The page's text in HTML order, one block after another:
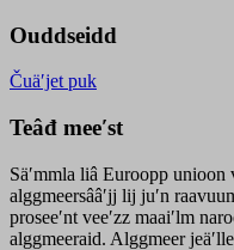
Ouddseidd
Čuäʹjet puk
Teâđ meeʹst
Säʹmmla liâ Euroopp unioon
alggmeersââʹjj lij juʹn
proseeʹnt veeʹzz maaiʹlm
alggmeeraid. Alggmeer